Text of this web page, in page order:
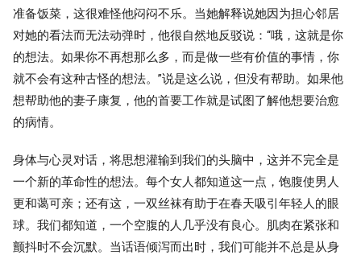
准备饭菜，这很难怪他闷闷不乐。当她解释说她因为担心邻居
对她的看法而无法动弹时，他很自然地反驳说：“哦，这就是你
的想法。如果你不再想那么多，而是做一些有价值的事情，你
就不会有这种古怪的想法。”说是这么说，但没有帮助。如果他
想帮助他的妻子康复，他的首要工作就是试图了解他想要治愈
的病情。
身体与心灵对话，将思想灌输到我们的头脑中，这并不完全是
一个新的革命性的想法。每个女人都知道这一点，饱腹使男人
更和蔼可亲；还有这，一双丝袜有助于在春天吸引年轻人的眼
球。我们都知道，一个空腹的人几乎没有良心。肌肉在紧张和
颤抖时不会沉默。当话语倾泻而出时，我们可能并不总是从身